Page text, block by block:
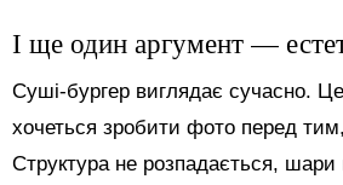
І ще один аргумент —
Суші-бургер виглядає сучасно.
хочеться зробити фото перед тим,
Структура не розпадається,